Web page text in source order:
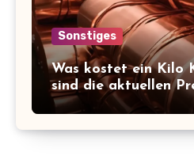
Sonstiges
Was kostet ein Kilo
sind die aktuellen
kennen sollten!